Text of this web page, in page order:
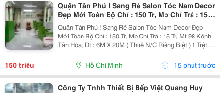
Quận Tân Phú ! Sang Rẻ Salon Tóc Nam Decor
Đẹp Mới Toàn Bộ Chỉ : 150 Tr, Mb Chỉ Trả : 15
Tr, Mt 98 Kênh Tân Hóa, Tel : ( Chính Chủ )
Quận Tân Phú ! Sang Rẻ Salon Tóc Nam Decor Đẹp
Mới Toàn Bộ Chỉ : 150 Tr, Mb Chỉ Trả : 15 Tr, Mt 98 Kênh
Tân Hóa, Dt : 6M X 20M ( Thuê N/C Riêng Biệt ) 1 Trệt 1
Lầu 2 Pn Rộng Thoáng . D/C : Salon Mt 92 Kênh Tân
Hoá, Phú Trung, Tân Phú Đầu Tư Mb...
150 triệu Hồ Chí Minh 15 phút trước
Công Ty Tnhh Thiết Bị Bếp Việt Quang Huy